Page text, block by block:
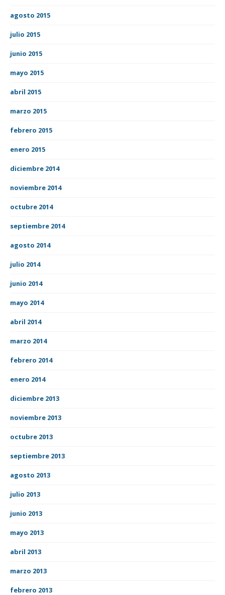
agosto 2015
julio 2015
junio 2015
mayo 2015
abril 2015
marzo 2015
febrero 2015
enero 2015
diciembre 2014
noviembre 2014
octubre 2014
septiembre 2014
agosto 2014
julio 2014
junio 2014
mayo 2014
abril 2014
marzo 2014
febrero 2014
enero 2014
diciembre 2013
noviembre 2013
octubre 2013
septiembre 2013
agosto 2013
julio 2013
junio 2013
mayo 2013
abril 2013
marzo 2013
febrero 2013